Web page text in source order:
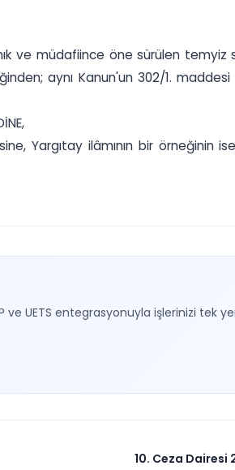
ve müdafiince öne sürülen temyiz
aynı Kanun'un 302/1.
Yargıtay ilâmının bir örneğinin
ve UETS entegrasyonuyla işlerinizi tek
10. Ceza Dairesi